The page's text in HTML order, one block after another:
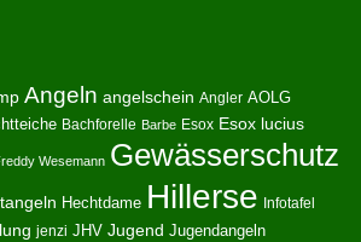
Angeln angelschein Angler AOLG
Bachforelle Barbe Esox Esox lucius
Wesemann Gewässerschutz
Hechtdame Hillerse Infotafel
jenzi JHV Jugend Jugendangeln